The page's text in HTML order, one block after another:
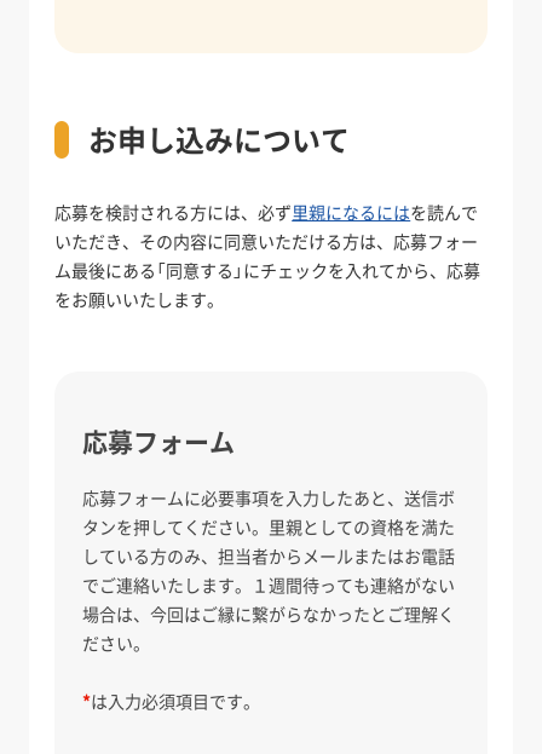
お申し込みについて
応募を検討される方には、必ず里親になるにはを読んで
いただき、その内容に同意いただける方は、応募フォー
ム最後にある「同意する」にチェックを入れてから、応募
をお願いいたします。
応募フォーム
応募フォームに必要事項を入力したあと、送信ボ
タンを押してください。里親としての資格を満た
している方のみ、担当者からメールまたはお電話
でご連絡いたします。１週間待っても連絡がない
場合は、今回はご縁に繋がらなかったとご理解く
ださい。
*は入力必須項目です。